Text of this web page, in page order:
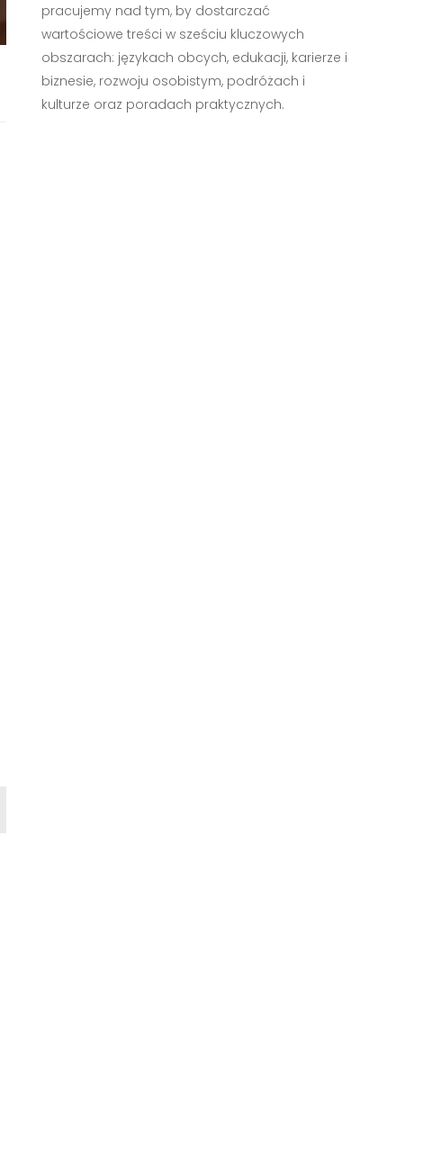
pracujemy nad tym, by dostarczać
wartościowe treści w sześciu kluczowych
obszarach: językach obcych, edukacji, karierze i
biznesie, rozwoju osobistym, podróżach i
kulturze oraz poradach praktycznych.